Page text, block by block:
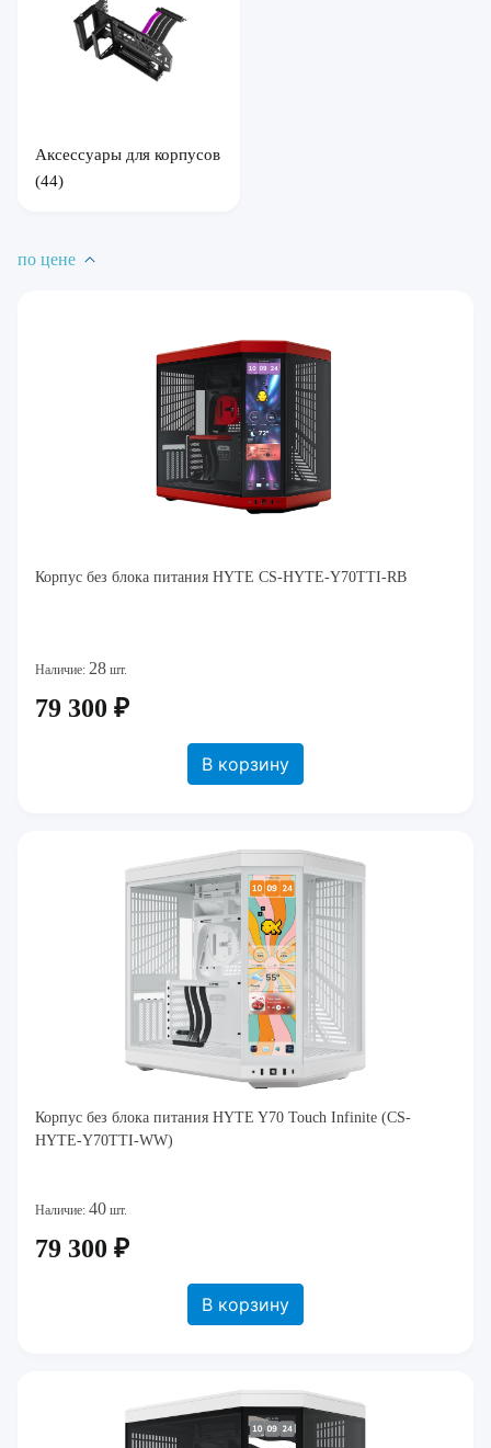
Аксессуары для корпусов
(44)
по цене
Корпус без блока питания HYTE CS-HYTE-Y70TTI-RB
Наличие: 28 шт.
79 300 ₽
В корзину
Корпус без блока питания HYTE Y70 Touch Infinite (CS-
HYTE-Y70TTI-WW)
Наличие: 40 шт.
79 300 ₽
В корзину